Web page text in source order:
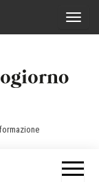
C
a